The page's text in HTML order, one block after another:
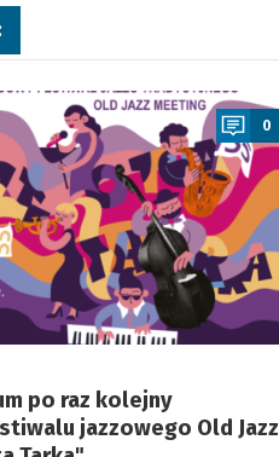
0
po raz kolejny
jazzowego Old Jazz